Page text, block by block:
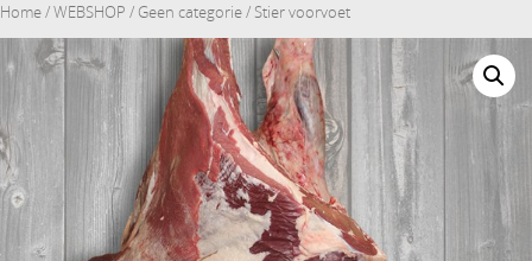
Home/WEBSHOP / Geen categorie/ Stier voorvoet